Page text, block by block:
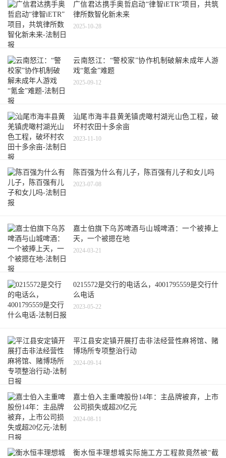
广信君达携手奥哲启动“律智iETR”项目，共筑
律所数智化新未来
2025-10-28
云南怒江：“警校家”协作机制破解未成年人游
戏“氪金”难题
2025-09-12
汕尾市海丰县黄羌镇虎噉村湖光山色工程，破
坏村农田十多余亩
2023-11-10
陈百强为什么有儿子，陈百强有儿子和女儿吗
2023-07-08
嘉士伯旗下乌苏啤酒与山城啤酒：一个被捧上
天，一个被摁在地
2024-03-21
0215572是交行的电话么，4001795559是交行什
么电话
2023-05-22
平江县安定镇开展打击非法经营性麻将馆、赌
博场所专项整治行动
2024-09-14
嘉士伯入主重啤股份14年：主品牌被弃，上市
公司损失或超20亿元
2024-08-11
衡水恒丰理想城实际施工方工程款竟然被“截